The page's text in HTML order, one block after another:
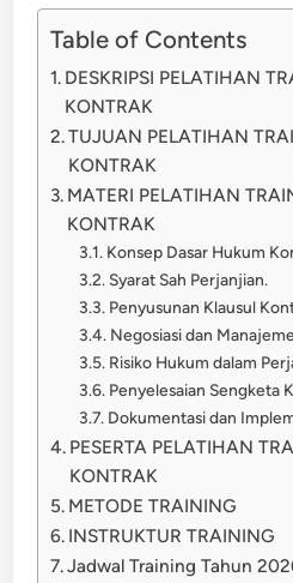
Table of Contents
DESKRIPSI PELATIHAN
KONTRAK
TUJUAN PELATIHAN
KONTRAK
MATERI PELATIHAN
KONTRAK
Konsep Dasar Hukum
Syarat Sah Perjanjian.
Penyusunan Klausul
Negosiasi dan
Risiko Hukum dalam
Penyelesaian Sengketa
Dokumentasi dan
PESERTA PELATIHAN
KONTRAK
METODE TRAINING
INSTRUKTUR TRAINING
Jadwal Training Tahun